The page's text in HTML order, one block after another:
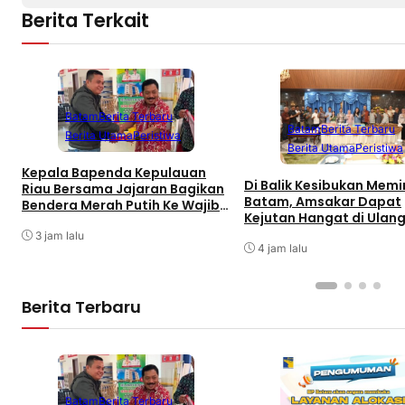
Berita Terkait
BatamBerita Terbaru
Berita UtamaPeristiwa
Kepala Bapenda Kepulauan
Riau Bersama Jajaran Bagikan
Bendera Merah Putih Ke Wajib
Kantor Samsat
3 jam lalu
BatamBerita Terbaru
Berita UtamaPeristiwa
Di Balik Kesibukan
Batam, Amsakar Dapat
Kejutan Hangat di
4 jam lalu
Berita Terbaru
BatamBerita Terbaru